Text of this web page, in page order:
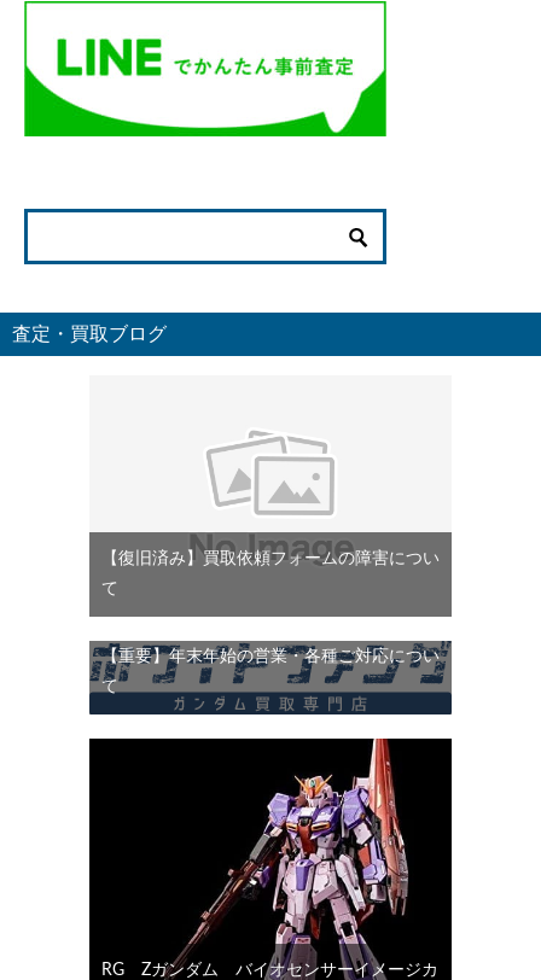
査定・買取ブログ
【復旧済み】買取依頼フォームの障害につい
て
【重要】年末年始の営業・各種ご対応につい
て
RG Ζガンダム バイオセンサーイメージカ